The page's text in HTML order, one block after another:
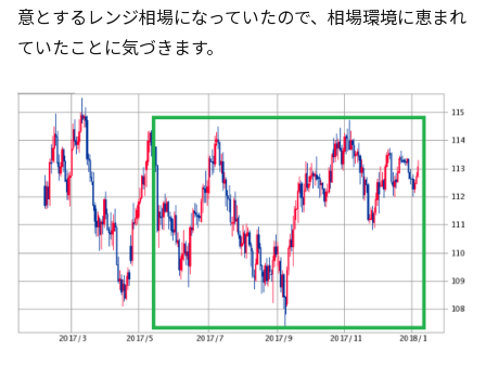
意とするレンジ相場になっていたので、相場環境に恵まれ
ていたことに気づきます。